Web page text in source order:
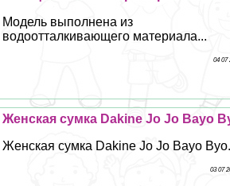
Модель выполнена из
водоотталкивающего материала...
04 07
Женская сумка Dakine Jo Jo Bayo
Женская сумка Dakine Jo Jo Bayo
03 07